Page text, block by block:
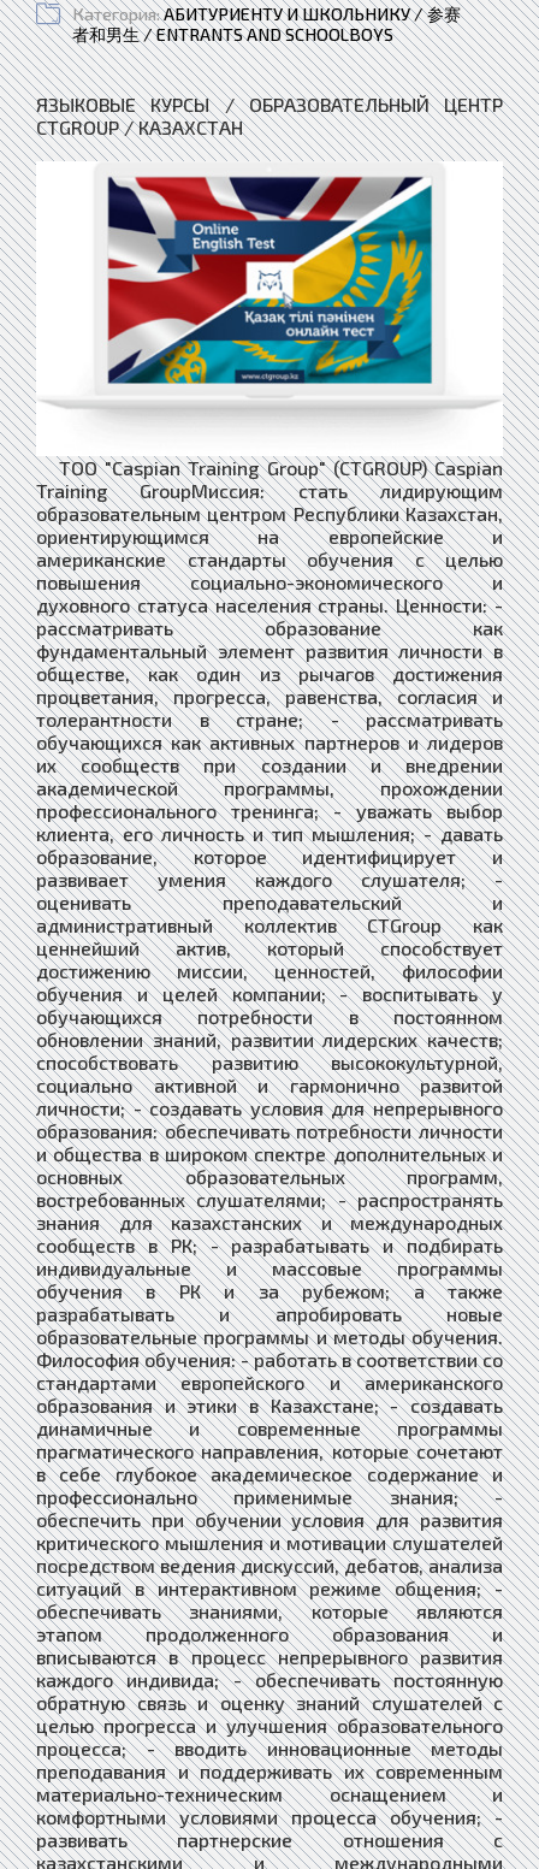
Категория:АБИТУРИЕНТУ И ШКОЛЬНИКУ / 参赛
者和男生 / ENTRANTS AND SCHOOLBOYS
ЯЗЫКОВЫЕ КУРСЫ / ОБРАЗОВАТЕЛЬНЫЙ ЦЕНТР
CTGROUP / КАЗАХСТАН
ТОО "Caspian Training Group" (CTGROUP) Caspian
Training GroupМиссия: стать лидирующим
образовательным центром Республики Казахстан,
ориентирующимся на европейские и
американские стандарты обучения с целью
повышения социально-экономического и
духовного статуса населения страны. Ценности: -
рассматривать образование как
фундаментальный элемент развития личности в
обществе, как один из рычагов достижения
процветания, прогресса, равенства, согласия и
толерантности в стране; - рассматривать
обучающихся как активных партнеров и лидеров
их сообществ при создании и внедрении
академической программы, прохождении
профессионального тренинга; - уважать выбор
клиента, его личность и тип мышления; - давать
образование, которое идентифицирует и
развивает умения каждого слушателя; -
оценивать преподавательский и
административный коллектив CTGroup как
ценнейший актив, который способствует
достижению миссии, ценностей, философии
обучения и целей компании; - воспитывать у
обучающихся потребности в постоянном
обновлении знаний, развитии лидерских качеств;
способствовать развитию высококультурной,
социально активной и гармонично развитой
личности; - создавать условия для непрерывного
образования: обеспечивать потребности личности
и общества в широком спектре дополнительных и
основных образовательных программ,
востребованных слушателями; - распространять
знания для казахстанских и международных
сообществ в РК; - разрабатывать и подбирать
индивидуальные и массовые программы
обучения в РК и за рубежом; а также
разрабатывать и апробировать новые
образовательные программы и методы обучения.
Философия обучения: - работать в соответствии со
стандартами европейского и американского
образования и этики в Казахстане; - создавать
динамичные и современные программы
прагматического направления, которые сочетают
в себе глубокое академическое содержание и
профессионально применимые знания; -
обеспечить при обучении условия для развития
критического мышления и мотивации слушателей
посредством ведения дискуссий, дебатов, анализа
ситуаций в интерактивном режиме общения; -
обеспечивать знаниями, которые являются
этапом продолженного образования и
вписываются в процесс непрерывного развития
каждого индивида; - обеспечивать постоянную
обратную связь и оценку знаний слушателей с
целью прогресса и улучшения образовательного
процесса; - вводить инновационные методы
преподавания и поддерживать их современным
материально-техническим оснащением и
комфортными условиями процесса обучения; -
развивать партнерские отношения с
казахстанскими и международными